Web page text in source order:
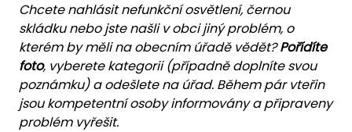
Chcete nahlásit nefunkční osvětlení, černou
skládku nebo jste našli v obci jiný problém, o
kterém by měli na obecním úřadě vědět?Pořídíte
foto, vyberete kategorii (případně doplníte svou
poznámku) a odešlete na úřad. Během pár vteřin
jsou kompetentní osoby informovány a připraveny
problém vyřešit.